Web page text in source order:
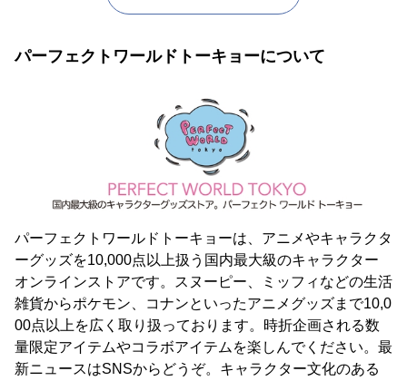
パーフェクトワールドトーキョーについて
パーフェクトワールドトーキョーは、アニメやキャラクタ
ーグッズを10,000点以上扱う国内最大級のキャラクター
オンラインストアです。スヌーピー、ミッフィなどの生活
雑貨からポケモン、コナンといったアニメグッズまで10,0
00点以上を広く取り扱っております。時折企画される数
量限定アイテムやコラボアイテムを楽しんでください。最
新ニュースはSNSからどうぞ。キャラクター文化のある